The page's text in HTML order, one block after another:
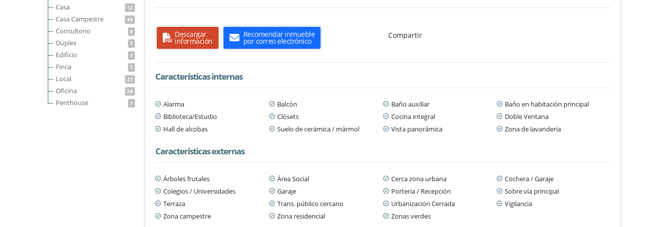
Casa 12
Casa Campestre 46
Consultorio 6
Dúplex 1
Edificio 1
Finca 1
Local 27
Oficina 28
Penthouse 1
Descargar
información
Recomendar inmueble
por correo electrónico
Compartir
Características internas
Alarma Balcón Baño auxiliar
Baño en habitación principal
Biblioteca/Estudio
Clósets Cocina integral
Doble Ventana
Hall de alcobas
Suelo de cerámica / mármol Vista panorámica Zona de lavandería
Características externas
Árboles frutales Área Social Cerca zona urbana
Cochera / Garaje
Colegios / Universidades
Garaje Portería / Recepción
Sobre vía principal
Terraza
Trans. público cercano Urbanización Cerrada
Vigilancia
Zona campestre
Zona residencial Zonas verdes